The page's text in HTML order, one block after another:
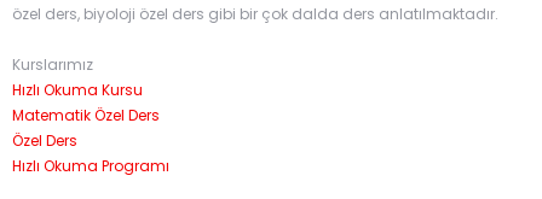
özel ders, biyoloji özel ders gibi bir çok dalda ders anlatılmaktadır.
Kurslarımız
Hızlı Okuma Kursu
Matematik Özel Ders
Özel Ders
Hızlı Okuma Programı